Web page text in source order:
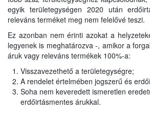
egyik területegységen 2020 után
releváns terméket meg nem felelővé teszi.
Ez azonban nem érinti azokat a
legyenek is meghatározva -, amikor a
áruk vagy releváns termékek 100%-a:
Visszavezethető a területegységre;
A rendelet értelmében jogszerű és
Soha nem keveredett ismeretlen
erdőirtásmentes árukkal.
A piaci szereplőnek minden, az EU-ba
áru előállítási helyét be kell jelentenie.
Például, ha több előállítási helyről
keveredik össze ugyanabban a silóban,
tartályban stb., majd ezen áruk egy
forgalomba hozzák:
- a bejelentett előállítási helynek
utolsó ürítés óta bekerült